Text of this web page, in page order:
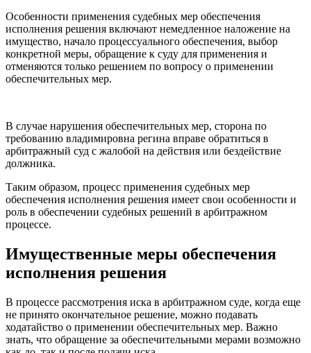
Особенности применения судебных мер обеспечения
исполнения решения включают немедленное наложение на
имущество, начало процессуального обеспечения, выбор
конкретной меры, обращение к суду для применения и
отменяются только решением по вопросу о применении
обеспечительных мер.
В случае нарушения обеспечительных мер, сторона по
требованию владимировна регина вправе обратиться в
арбитражный суд с жалобой на действия или бездействие
должника.
Таким образом, процесс применения судебных мер
обеспечения исполнения решения имеет свои особенности и
роль в обеспечении судебных решений в арбитражном
процессе.
Имущественные меры обеспечения
исполнения решения
В процессе рассмотрения иска в арбитражном суде, когда еще
не принято окончательное решение, можно подавать
ходатайство о применении обеспечительных мер. Важно
знать, что обращение за обеспечительными мерами возможно